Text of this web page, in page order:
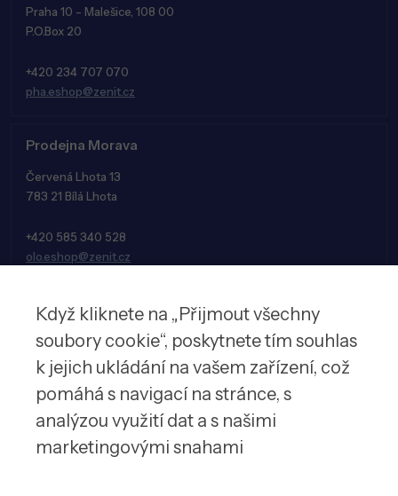
Když kliknete na „Přijmout všechny
soubory cookie“, poskytnete tím souhlas
k jejich ukládání na vašem zařízení, což
pomáhá s navigací na stránce, s
analýzou využití dat a s našimi
marketingovými snahami
Praha 10 - Malešice, 108 00
P.O.Box 20
+420 234 707 070
pha.eshop@zenit.cz
Prodejna Morava
Červená Lhota 13
783 21 Bílá Lhota
+420 585 340 528
olo.eshop@zenit.cz